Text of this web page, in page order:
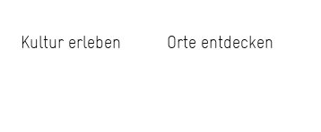
Kultur erleben Orte entdecken